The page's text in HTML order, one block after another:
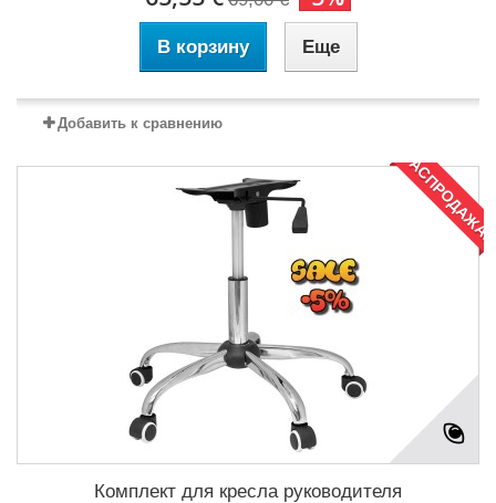
В корзину Еще
Добавить к сравнению
РАСПРОДАЖА!
Комплект для кресла руководителя